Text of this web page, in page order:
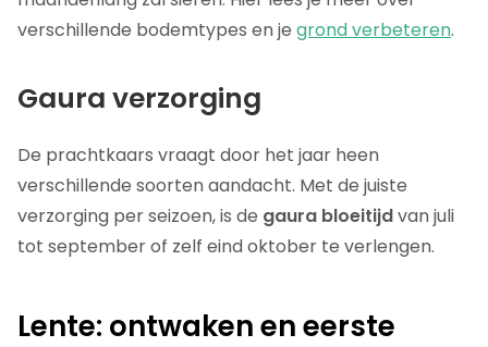
verschillende bodemtypes en je grond verbeteren.
Gaura verzorging
De prachtkaars vraagt door het jaar heen
verschillende soorten aandacht. Met de juiste
verzorging per seizoen, is de gaura bloeitijdvan juli
tot september of zelf eind oktober te verlengen.
Lente: ontwaken en eerste